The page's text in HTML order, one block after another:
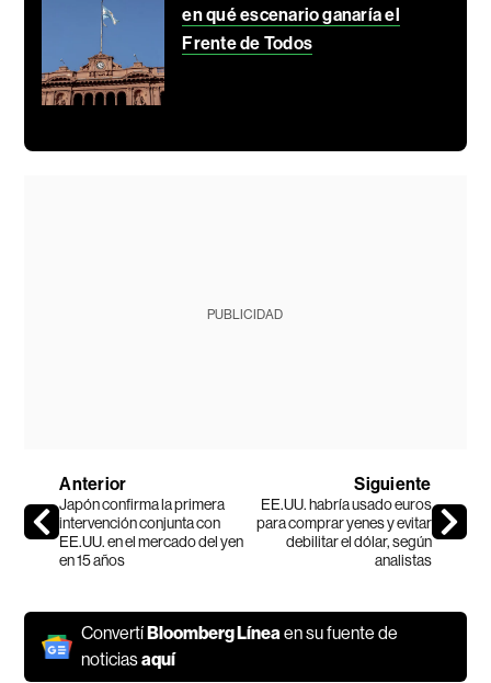
en qué escenario ganaría el
Frente de Todos
PUBLICIDAD
Anterior
Japón confirma la primera
intervención conjunta con
EE.UU. en el mercado del yen
en 15 años
Siguiente
EE.UU. habría usado euros
para comprar yenes y evitar
debilitar el dólar, según
analistas
ConvertíBloomberg Líneaen su fuente de
noticiasaquí